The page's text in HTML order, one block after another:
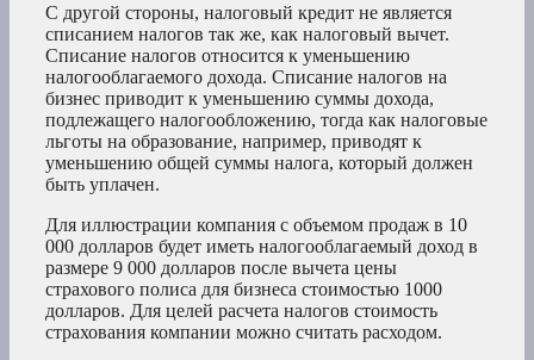
С другой стороны, налоговый кредит не является
списанием налогов так же, как налоговый вычет.
Списание налогов относится к уменьшению
налогооблагаемого дохода. Списание налогов на
бизнес приводит к уменьшению суммы дохода,
подлежащего налогообложению, тогда как налоговые
льготы на образование, например, приводят к
уменьшению общей суммы налога, который должен
быть уплачен.
Для иллюстрации компания с объемом продаж в 10
000 долларов будет иметь налогооблагаемый доход в
размере 9 000 долларов после вычета цены
страхового полиса для бизнеса стоимостью 1000
долларов. Для целей расчета налогов стоимость
страхования компании можно считать расходом.